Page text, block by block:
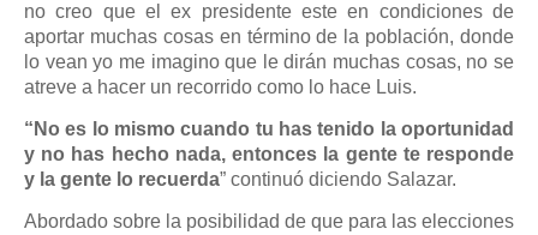
no creo que el ex presidente este en condiciones de
aportar muchas cosas en término de la población, donde
lo vean yo me imagino que le dirán muchas cosas, no se
atreve a hacer un recorrido como lo hace Luis.
“No es lo mismo cuando tu has tenido la oportunidad
y no has hecho nada, entonces la gente te responde
y la gente lo recuerda” continuó diciendo Salazar.
Abordado sobre la posibilidad de que para las elecciones